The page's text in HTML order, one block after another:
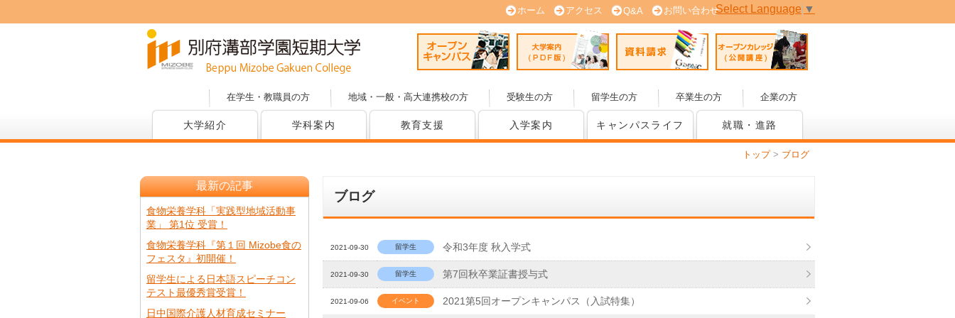
ホーム アクセス Q&A お問い合わせ
オープンキャンパス 大学案内 (PDF版) 資料請求
在学生・教職員の方 地域・一般・高大連携校の方 受験生の方 留学生の方 卒業生の方 企業の方
大学紹介 学科案内 教育支援 入学案内 キャンパスライフ 就職・進路
Select Language ▼
トップ > ブログ
ブログ
2021-09-30 留学生 令和3年度 秋入学式
2021-09-30 留学生 第7回秋卒業証書授与式
2021-09-06 イベント 2021第5回オープンキャンパス（入試特集）
最新の記事
食物栄養学科「実践型地域活動事
業」 第1位 受賞！
食物栄養学科『第１回 Mizobe食の
フェスタ』初開催！
留学生による日本語スピーチコン
テスト最優秀賞受賞！
日中国際介護人材育成セミナー